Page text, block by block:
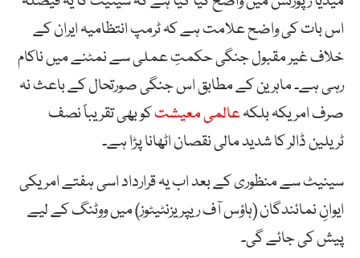
اس بات کی واضح علامت ہے کہ ٹرمپ انتظامیہ ایران کے
خلاف غیر مقبول جنگی حکمتِ عملی سے نمٹنے میں ناکام
رہی ہے۔ ماہرین کے مطابق اس جنگی صورتحال کے باعث نہ
صرف امریکہ بلکہعالمی معیشتکو بھی تقریباً نصف
ٹریلین ڈالر کا شدید مالی نقصان اٹھانا پڑا ہے۔
سینیٹ سے منظوری کے بعد اب یہ قرارداد اسی ہفتے امریکی
ایوانِ نمائندگان (ہاؤس آف ریپریزنٹیٹوز) میں ووٹنگ کے لیے
پیش کی جائے گی۔